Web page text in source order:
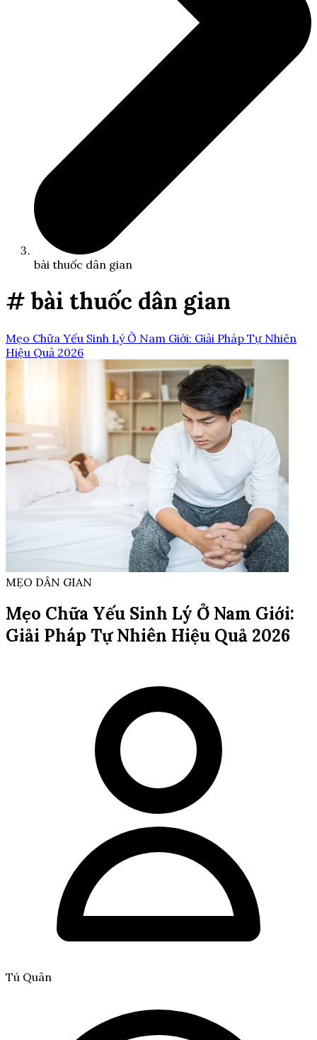
bài thuốc dân gian
# bài thuốc dân gian
Mẹo Chữa Yếu Sinh Lý Ở Nam Giới: Giải Pháp Tự Nhiên
Hiệu Quả 2026
MẸO DÂN GIAN
Mẹo Chữa Yếu Sinh Lý Ở Nam Giới:
Giải Pháp Tự Nhiên Hiệu Quả 2026
Tú Quân